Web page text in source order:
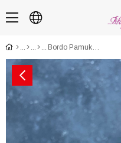
Bordo Pamuk Otlu Cipso ve Yapay Çiçek Taraklı Saç Tokası Aksesuar